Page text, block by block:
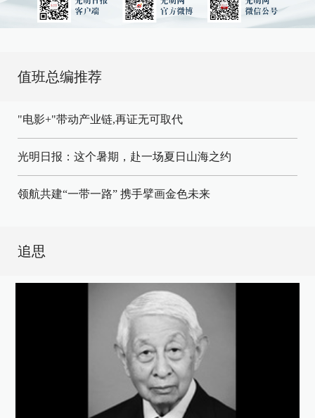
值班总编推荐
"电影+"带动产业链,再证无可取代
光明日报：这个暑期，赴一场夏日山海之约
领航共建“一带一路” 携手擘画金色未来
追思